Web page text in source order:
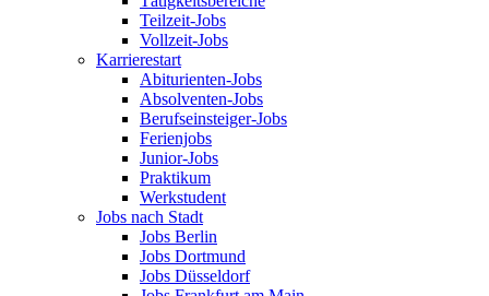
Teilzeit-Jobs
Vollzeit-Jobs
Karrierestart
Abiturienten-Jobs
Absolventen-Jobs
Berufseinsteiger-Jobs
Ferienjobs
Junior-Jobs
Praktikum
Werkstudent
Jobs nach Stadt
Jobs Berlin
Jobs Dortmund
Jobs Düsseldorf